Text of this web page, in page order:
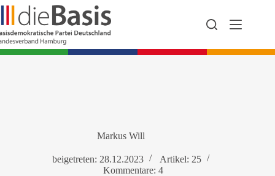
Zum
Inhalt
springen
Markus Will
beigetreten: 28.12.2023
Artikel: 25
Kommentare: 4